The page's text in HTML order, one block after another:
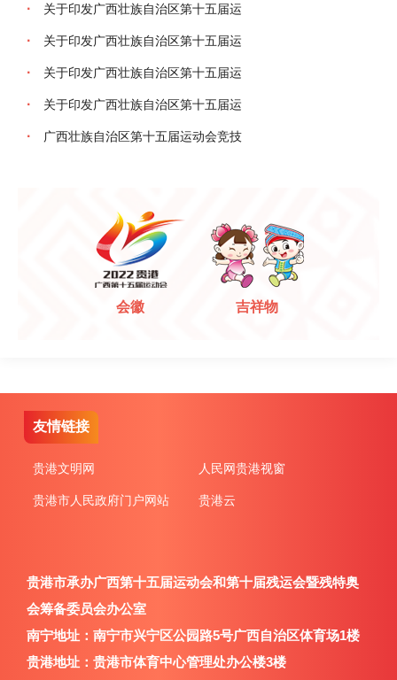
· 关于印发广西壮族自治区第十五届运
· 关于印发广西壮族自治区第十五届运
· 关于印发广西壮族自治区第十五届运
· 关于印发广西壮族自治区第十五届运
· 广西壮族自治区第十五届运动会竞技
会徽 吉祥物
友情链接
贵港文明网 人民网贵港视窗
贵港市人民政府门户网站 贵港云
贵港市承办广西第十五届运动会和第十届残运会暨残特奥
会筹备委员会办公室
南宁地址：南宁市兴宁区公园路5号广西自治区体育场1楼
贵港地址：贵港市体育中心管理处办公楼3楼